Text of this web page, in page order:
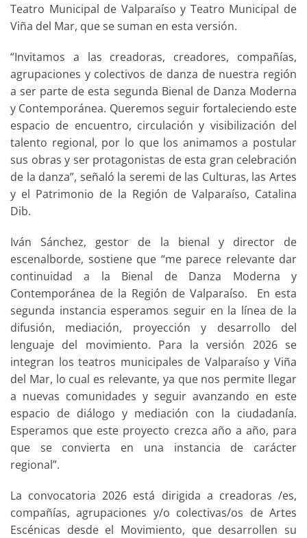
Teatro Municipal de Valparaíso y Teatro Municipal de
Viña del Mar, que se suman en esta versión.
“Invitamos a las creadoras, creadores, compañías,
agrupaciones y colectivos de danza de nuestra región
a ser parte de esta segunda Bienal de Danza Moderna
y Contemporánea. Queremos seguir fortaleciendo este
espacio de encuentro, circulación y visibilización del
talento regional, por lo que los animamos a postular
sus obras y ser protagonistas de esta gran celebración
de la danza”, señaló la seremi de las Culturas, las Artes
y el Patrimonio de la Región de Valparaíso, Catalina
Dib.
Iván Sánchez, gestor de la bienal y director de
escenalborde, sostiene que “me parece relevante dar
continuidad a la Bienal de Danza Moderna y
Contemporánea de la Región de Valparaíso. En esta
segunda instancia esperamos seguir en la línea de la
difusión, mediación, proyección y desarrollo del
lenguaje del movimiento. Para la versión 2026 se
integran los teatros municipales de Valparaíso y Viña
del Mar, lo cual es relevante, ya que nos permite llegar
a nuevas comunidades y seguir avanzando en este
espacio de diálogo y mediación con la ciudadanía.
Esperamos que este proyecto crezca año a año, para
que se convierta en una instancia de carácter
regional”.
La convocatoria 2026 está dirigida a creadoras /es,
compañías, agrupaciones y/o colectivas/os de Artes
Escénicas desde el Movimiento, que desarrollen su